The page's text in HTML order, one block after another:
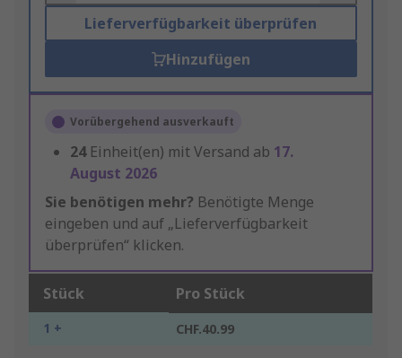
Lieferverfügbarkeit überprüfen
Hinzufügen
Vorübergehend ausverkauft
24 Einheit(en) mit Versand ab 17.
August 2026
Sie benötigen mehr? Benötigte Menge
eingeben und auf „Lieferverfügbarkeit
überprüfen“ klicken.
Stück Pro Stück
1 + CHF.40.99